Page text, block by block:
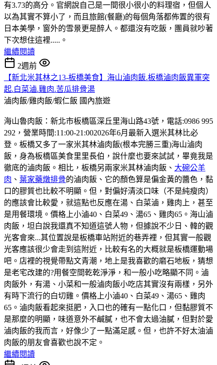
有3.73的高分。官網說自己是一間很小很小的料理宿，但個人
以為其實不算小了，而且旅館(餐廳)的每個角落都佈置的很有
日本美學，窗外的雪景更是醉人。都還沒有吃飯，團員就吵著
下次想住這裡.....。
繼續閱讀
2週前
【新北米其林之13-板橋美食】海山滷肉飯.板橋滷肉飯異軍突
起.白菜滷.雞肉.苦瓜排骨湯
滷肉飯/雞肉飯/蝦仁飯 國內旅遊
海山魯肉飯：新北市板橋區深丘里海山路43號，電話:0986 995
292，營業時間:11:00-21:002026年6月最新入選米其林比必
登。板橋又多了一家米其林滷肉飯(根本完勝三重)海山滷肉
飯，身為板橋區美食里里長伯，說什麼也要來試試，畢竟我是
徹底的滷肉飯。相比，板橋另兩家米其林滷肉飯、 大碗公羊
肉 、 葉家藥燉排骨的滷肉飯、它的顏色算是偏金黃的醬色，黏
口的膠質也比較不明顯。但，對偏好清淡口味（不是純瘦肉）
的應該會比較愛，就這點也反應在湯、白菜滷，雞肉上，甚至
是用餐環境。價格上小滷40、白菜49、湯65、雞肉65。海山滷
肉飯，坦白說我還真不知道這號人物，但據說不少日、韓的觀
光客會來...其位置說是板橋車站附近的巷弄裡，但其實一般觀
光客應該很少會走到這附近，比較有名的大概就是板橋運動場
吧。店裡的視覺帶點文青潮，地上是我喜歡的磨石地板，猜想
是老宅改建的?用餐空間乾乾淨淨，和一般小吃略顯不同。滷
肉飯外，有湯、小菜和一般滷肉飯小吃店其實沒有兩樣，另外
有時下流行的白切雞。價格上小滷40、白菜49、湯65、雞肉
65。滷肉飯看起來挺肥，入口也的確有一點化口，但黏膠質不
是那麼的明顯，味道意外不鹹膩，也不會太過油膩，但對於愛
滷肉飯的我而言，好像少了一點滿足感。但，也許不好太油滷
肉飯的朋友會喜歡也說不定。
繼續閱讀